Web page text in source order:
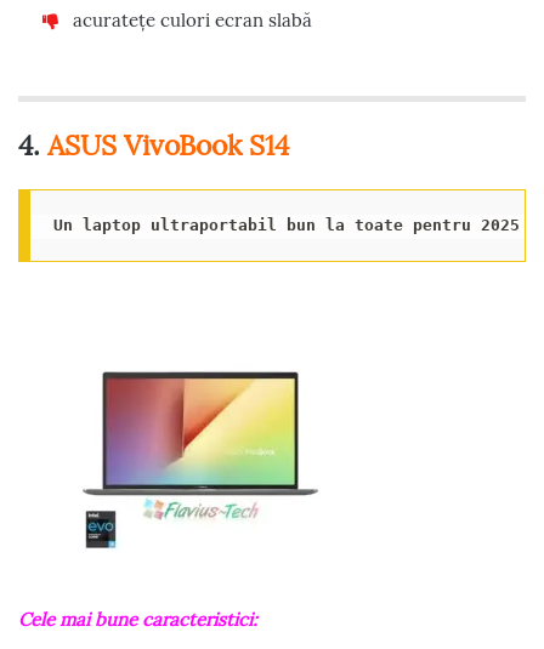
acuratețe culori ecran slabă
4.ASUS VivoBook S14
Un laptop ultraportabil bun la toate pentru 2025
Cele mai bune caracteristici: